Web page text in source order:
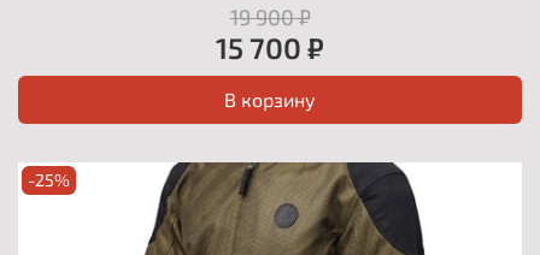
19 900 ₽
15 700 ₽
В корзину
-25%